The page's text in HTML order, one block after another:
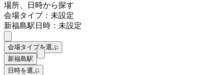
場所、日時から探す
会場タイプ：未設定
新福島駅日時：未設定
会場タイプを選ぶ
新福島駅
日時を選ぶ